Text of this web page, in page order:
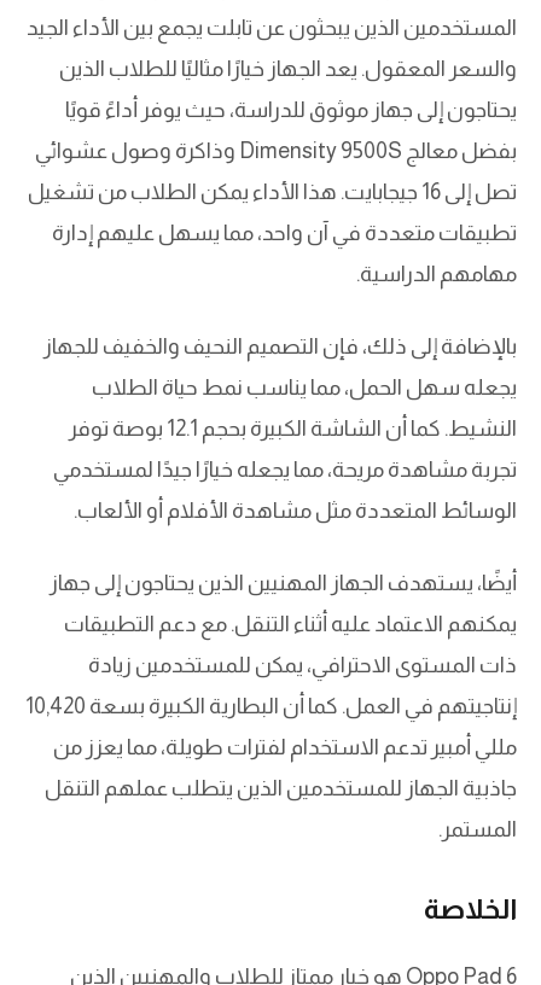
المستخدمين الذين يبحثون عن تابلت يجمع بين الأداء الجيد
والسعر المعقول. يعد الجهاز خيارًا مثاليًا للطلاب الذين
يحتاجون إلى جهاز موثوق للدراسة، حيث يوفر أداءً قويًا
بفضل معالج Dimensity 9500S وذاكرة وصول عشوائي
تصل إلى 16 جيجابايت. هذا الأداء يمكن الطلاب من تشغيل
تطبيقات متعددة في آن واحد، مما يسهل عليهم إدارة
مهامهم الدراسية.
بالإضافة إلى ذلك، فإن التصميم النحيف والخفيف للجهاز
يجعله سهل الحمل، مما يناسب نمط حياة الطلاب
النشيط. كما أن الشاشة الكبيرة بحجم 12.1 بوصة توفر
تجربة مشاهدة مريحة، مما يجعله خيارًا جيدًا لمستخدمي
الوسائط المتعددة مثل مشاهدة الأفلام أو الألعاب.
أيضًا، يستهدف الجهاز المهنيين الذين يحتاجون إلى جهاز
يمكنهم الاعتماد عليه أثناء التنقل. مع دعم التطبيقات
ذات المستوى الاحترافي، يمكن للمستخدمين زيادة
إنتاجيتهم في العمل. كما أن البطارية الكبيرة بسعة 10,420
مللي أمبير تدعم الاستخدام لفترات طويلة، مما يعزز من
جاذبية الجهاز للمستخدمين الذين يتطلب عملهم التنقل
المستمر.
الخلاصة
Oppo Pad 6 هو خيار ممتاز للطلاب والمهنيين الذين